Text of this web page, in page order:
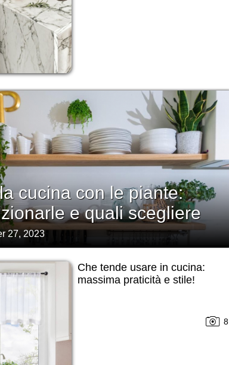
cucina con le piante:
e quali scegliere
27, 2023
Che tende usare in cucina:
massima praticità e stile!
8